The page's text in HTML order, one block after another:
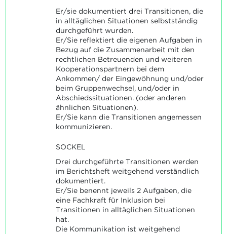
Er/sie dokumentiert drei Transitionen, die
in alltäglichen Situationen selbstständig
durchgeführt wurden.
Er/Sie reflektiert die eigenen Aufgaben in
Bezug auf die Zusammenarbeit mit den
rechtlichen Betreuenden und weiteren
Kooperationspartnern bei dem
Ankommen/ der Eingewöhnung und/oder
beim Gruppenwechsel, und/oder in
Abschiedssituationen. (oder anderen
ähnlichen Situationen).
Er/Sie kann die Transitionen angemessen
kommunizieren.
SOCKEL
Drei durchgeführte Transitionen werden
im Berichtsheft weitgehend verständlich
dokumentiert.
Er/Sie benennt jeweils 2 Aufgaben, die
eine Fachkraft für Inklusion bei
Transitionen in alltäglichen Situationen
hat.
Die Kommunikation ist weitgehend